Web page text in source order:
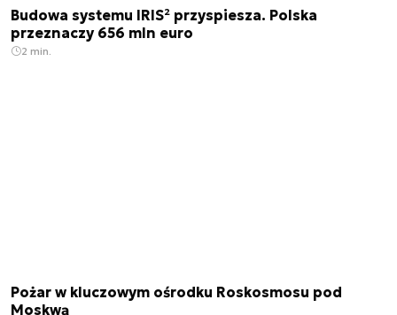
Budowa systemu IRIS² przyspiesza. Polska
przeznaczy 656 mln euro
2 min.
Pożar w kluczowym ośrodku Roskosmosu pod
Moskwą